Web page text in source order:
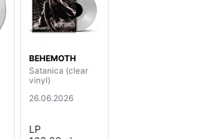
BEHEMOTH
Satanica (clear
vinyl)
26.06.2026
LP